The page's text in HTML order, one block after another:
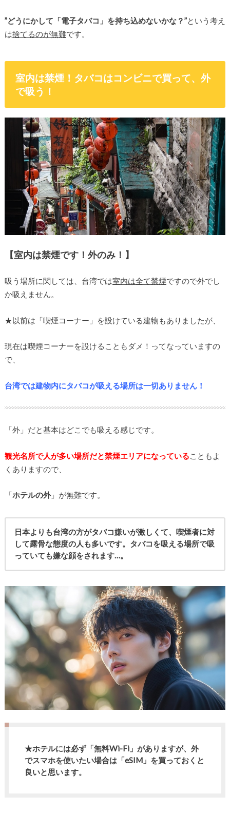
”どうにかして「電子タバコ」を持ち込めないかな？”という考え
は捨てるのが無難です。
室内は禁煙！タバコはコンビニで買って、外
で吸う！
【室内は禁煙です！外のみ！】
吸う場所に関しては、台湾では室内は全て禁煙ですので外でし
か吸えません。
★以前は「喫煙コーナー」を設けている建物もありましたが、
現在は喫煙コーナーを設けることもダメ！ってなっていますの
で、
台湾では建物内にタバコが吸える場所は一切ありません！
「外」だと基本はどこでも吸える感じです。
観光名所で人が多い場所だと禁煙エリアになっていることもよ
くありますので、
「ホテルの外」が無難です。
日本よりも台湾の方がタバコ嫌いが激しくて、喫煙者に対
して露骨な態度の人も多いです。タバコを吸える場所で吸
っていても嫌な顔をされます…。
★ホテルには必ず「無料Wi-Fi」がありますが、外
でスマホを使いたい場合は「eSIM」を買っておくと
良いと思います。